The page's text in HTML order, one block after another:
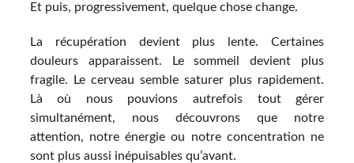
Et puis, progressivement, quelque chose change.
La récupération devient plus lente. Certaines
douleurs apparaissent. Le sommeil devient plus
fragile. Le cerveau semble saturer plus rapidement.
Là où nous pouvions autrefois tout gérer
simultanément, nous découvrons que notre
attention, notre énergie ou notre concentration ne
sont plus aussi inépuisables qu’avant.